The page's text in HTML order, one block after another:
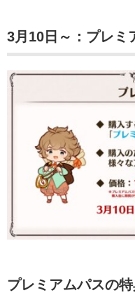
3月10日～：プレミ
プレミアムパスの